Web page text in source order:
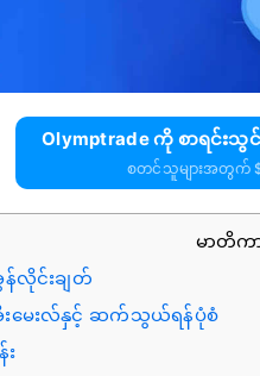
Olymptrade ကို စာရင်းသွ
စတင်သူများအတွက်
မာတိက
န်လိုင်းချတ်
အီးမေးလ်နှင့် ဆက်သွယ်ရန်ပုံစံ
း